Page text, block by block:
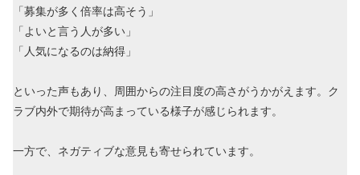
「募集が多く倍率は高そう」
「よいと言う人が多い」
「人気になるのは納得」
といった声もあり、周囲からの注目度の高さがうかがえます。ク
ラブ内外で期待が高まっている様子が感じられます。
一方で、ネガティブな意見も寄せられています。